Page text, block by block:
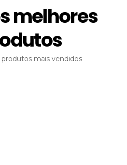
melhores
produtos mais vendidos